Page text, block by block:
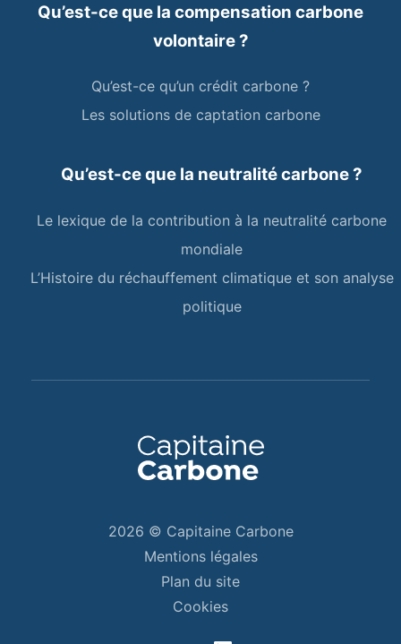
Qu’est-ce que la compensation carbone
volontaire ?
Qu’est-ce qu’un crédit carbone ?
Les solutions de captation carbone
Qu’est-ce que la neutralité carbone ?
Le lexique de la contribution à la neutralité carbone
mondiale
L’Histoire du réchauffement climatique et son analyse
politique
2026 © Capitaine Carbone
Mentions légales
Plan du site
Cookies